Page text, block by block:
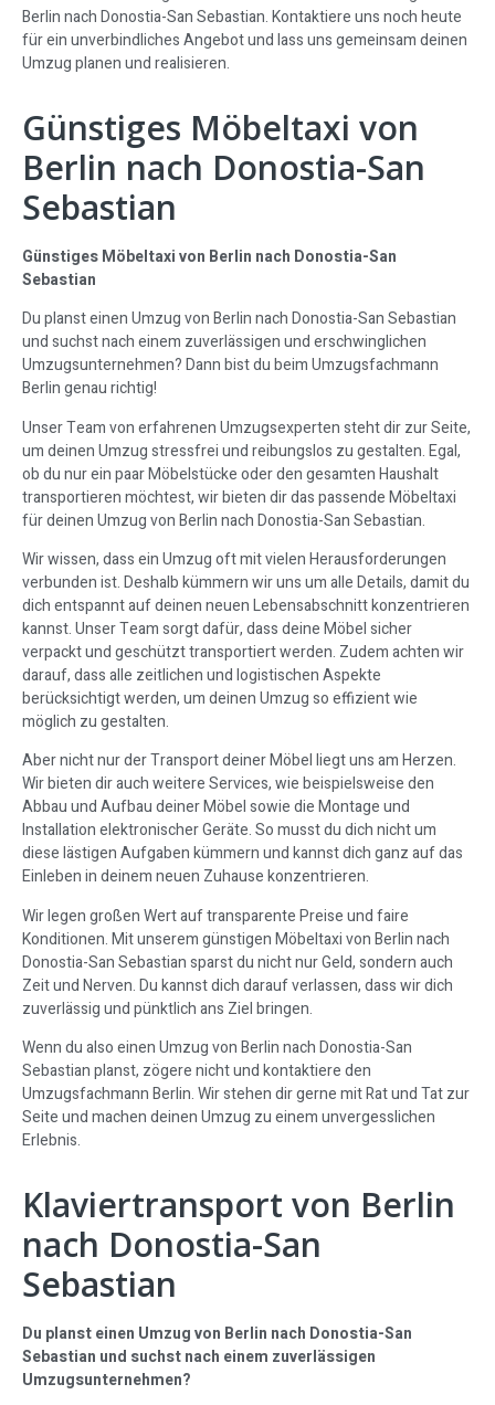
Berlin nach Donostia-San Sebastian. Kontaktiere uns noch heute
für ein unverbindliches Angebot und lass uns gemeinsam deinen
Umzug planen und realisieren.
Günstiges Möbeltaxi von
Berlin nach Donostia-San
Sebastian
Günstiges Möbeltaxi von Berlin nach Donostia-San
Sebastian
Du planst einen Umzug von Berlin nach Donostia-San Sebastian
und suchst nach einem zuverlässigen und erschwinglichen
Umzugsunternehmen? Dann bist du beim Umzugsfachmann
Berlin genau richtig!
Unser Team von erfahrenen Umzugsexperten steht dir zur Seite,
um deinen Umzug stressfrei und reibungslos zu gestalten. Egal,
ob du nur ein paar Möbelstücke oder den gesamten Haushalt
transportieren möchtest, wir bieten dir das passende Möbeltaxi
für deinen Umzug von Berlin nach Donostia-San Sebastian.
Wir wissen, dass ein Umzug oft mit vielen Herausforderungen
verbunden ist. Deshalb kümmern wir uns um alle Details, damit du
dich entspannt auf deinen neuen Lebensabschnitt konzentrieren
kannst. Unser Team sorgt dafür, dass deine Möbel sicher
verpackt und geschützt transportiert werden. Zudem achten wir
darauf, dass alle zeitlichen und logistischen Aspekte
berücksichtigt werden, um deinen Umzug so effizient wie
möglich zu gestalten.
Aber nicht nur der Transport deiner Möbel liegt uns am Herzen.
Wir bieten dir auch weitere Services, wie beispielsweise den
Abbau und Aufbau deiner Möbel sowie die Montage und
Installation elektronischer Geräte. So musst du dich nicht um
diese lästigen Aufgaben kümmern und kannst dich ganz auf das
Einleben in deinem neuen Zuhause konzentrieren.
Wir legen großen Wert auf transparente Preise und faire
Konditionen. Mit unserem günstigen Möbeltaxi von Berlin nach
Donostia-San Sebastian sparst du nicht nur Geld, sondern auch
Zeit und Nerven. Du kannst dich darauf verlassen, dass wir dich
zuverlässig und pünktlich ans Ziel bringen.
Wenn du also einen Umzug von Berlin nach Donostia-San
Sebastian planst, zögere nicht und kontaktiere den
Umzugsfachmann Berlin. Wir stehen dir gerne mit Rat und Tat zur
Seite und machen deinen Umzug zu einem unvergesslichen
Erlebnis.
Klaviertransport von Berlin
nach Donostia-San
Sebastian
Du planst einen Umzug von Berlin nach Donostia-San
Sebastian und suchst nach einem zuverlässigen
Umzugsunternehmen?